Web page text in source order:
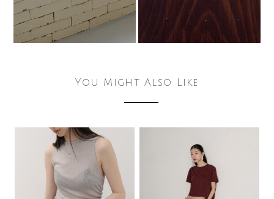
You Might Also Like